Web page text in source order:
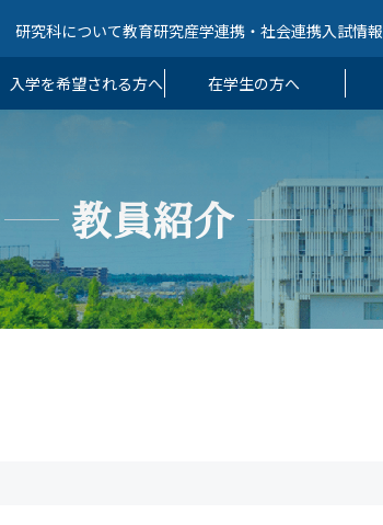
研究科について教育研究産学連携・社会連携入試情報
入学を希望される方へ 在学生の方へ
教員紹介